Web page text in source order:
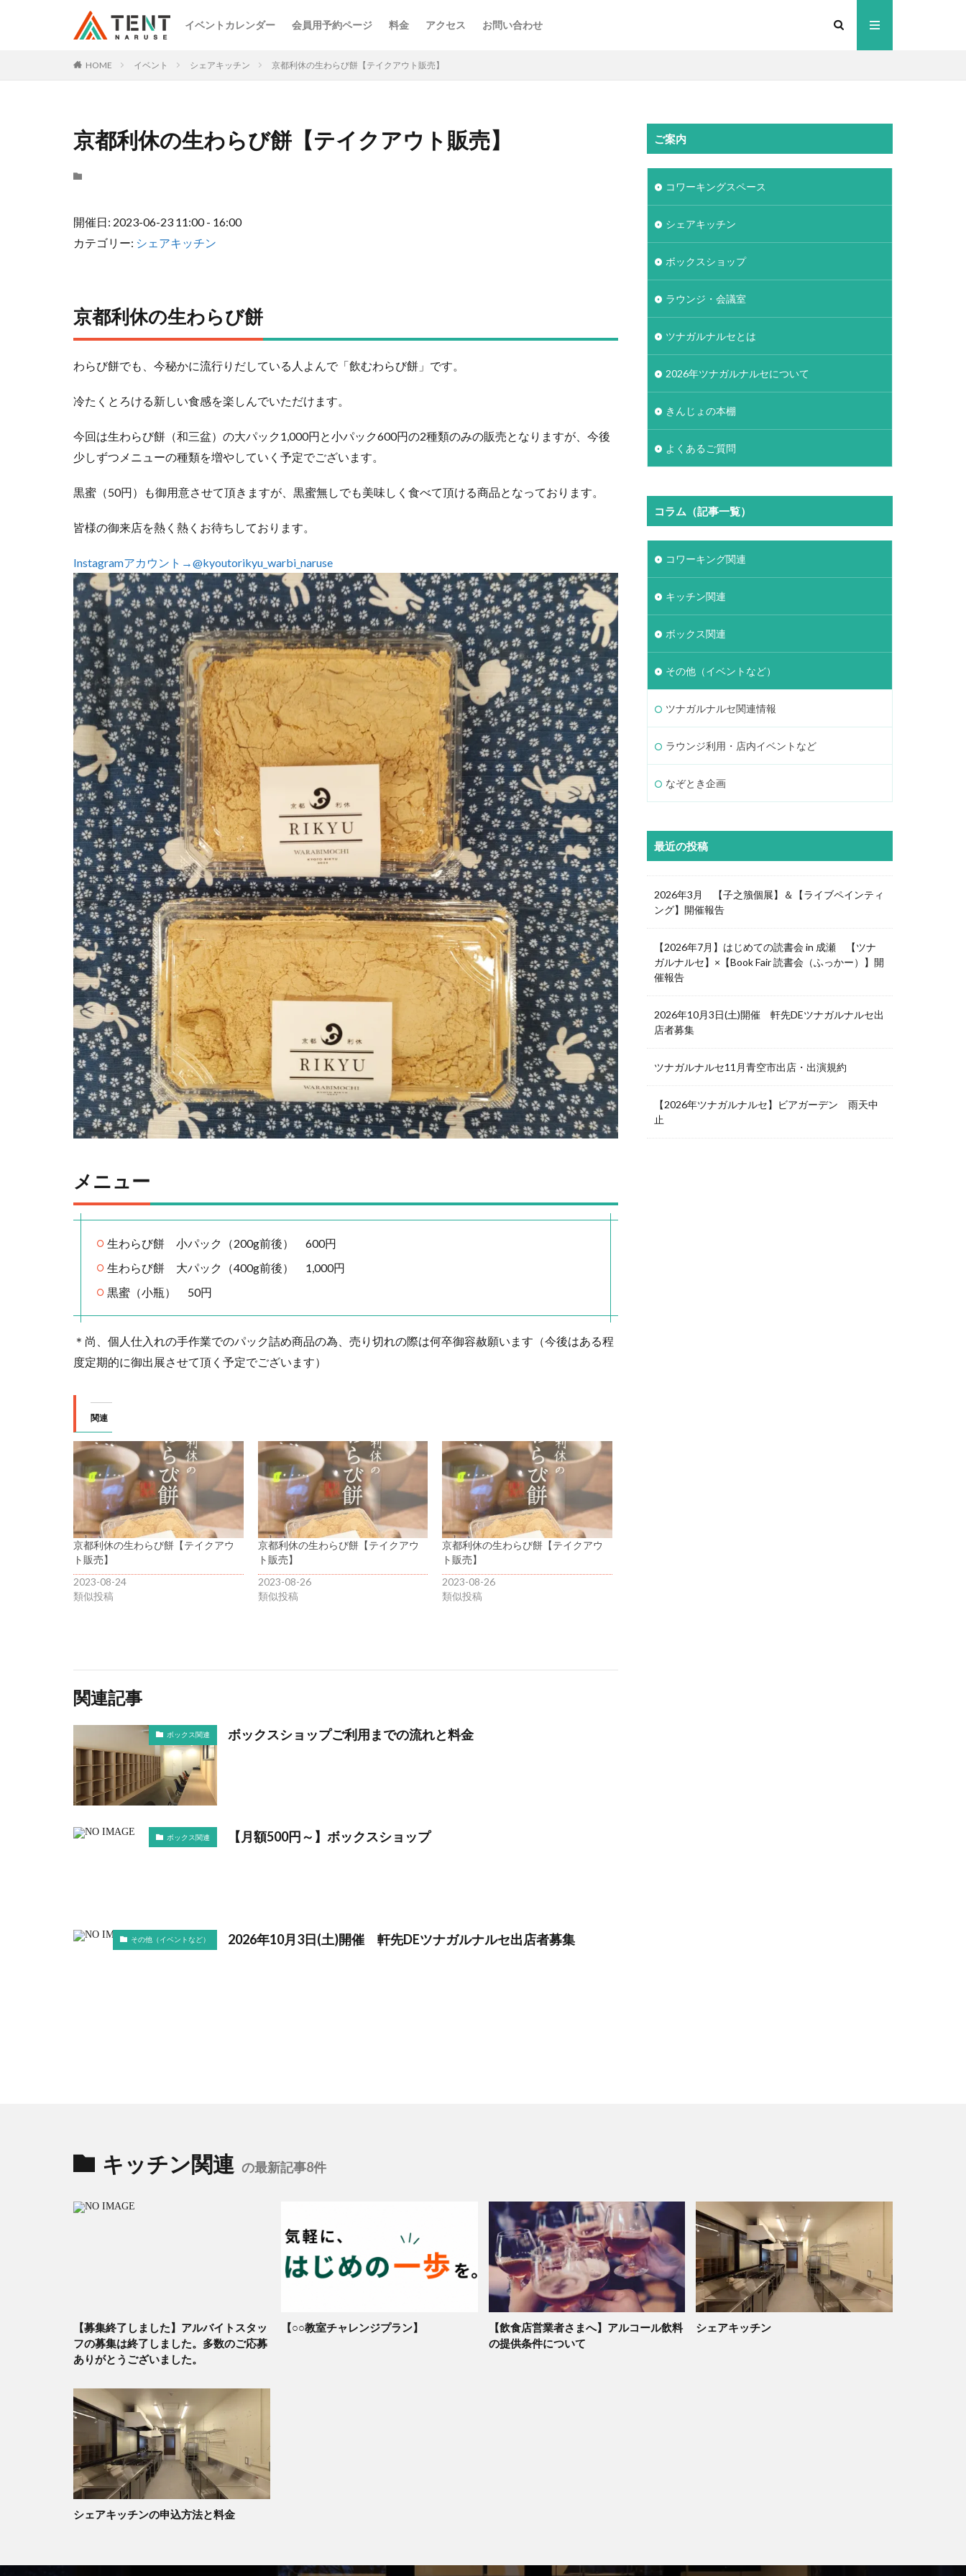
イベントカレンダー 会員用予約ページ 料金 アクセス お問い合わせ
HOME イベント シェアキッチン 京都利休の生わらび餅【テイクアウト販売】
京都利休の生わらび餅【テイクアウト販売】
開催日: 2023-06-23 11:00 - 16:00
カテゴリー: シェアキッチン
京都利休の生わらび餅
わらび餅でも、今秘かに流行りだしている人よんで「飲むわらび餅」です。
冷たくとろける新しい食感を楽しんでいただけます。
今回は生わらび餅（和三盆）の大パック1,000円と小パック600円の2種類のみの販売となりますが、今後
少しずつメニューの種類を増やしていく予定でございます。
黒蜜（50円）も御用意させて頂きますが、黒蜜無しでも美味しく食べて頂ける商品となっております。
皆様の御来店を熱く熱くお待ちしております。
Instagramアカウント→@kyoutorikyu_warbi_naruse
メニュー
生わらび餅 小パック（200g前後） 600円
生わらび餅 大パック（400g前後） 1,000円
黒蜜（小瓶） 50円
＊尚、個人仕入れの手作業でのパック詰め商品の為、売り切れの際は何卒御容赦願います（今後はある程
度定期的に御出展させて頂く予定でございます）
関連
京都利休の生わらび餅【テイクアウ
ト販売】
2023-08-24
類似投稿
京都利休の生わらび餅【テイクアウ
ト販売】
2023-08-26
類似投稿
京都利休の生わらび餅【テイクアウ
ト販売】
2023-08-26
類似投稿
関連記事
ボックス関連 ボックスショップご利用までの流れと料金
ボックス関連 【月額500円～】ボックスショップ
その他（イベントなど） 2026年10月3日(土)開催 軒先DEツナガルナルセ出店者募集
ご案内
コワーキングスペース
シェアキッチン
ボックスショップ
ラウンジ・会議室
ツナガルナルセとは
2026年ツナガルナルセについて
きんじょの本棚
よくあるご質問
コラム（記事一覧）
コワーキング関連
キッチン関連
ボックス関連
その他（イベントなど）
ツナガルナルセ関連情報
ラウンジ利用・店内イベントなど
なぞとき企画
最近の投稿
2026年3月 【子之籏個展】＆【ライブペインティ
ング】開催報告
【2026年7月】はじめての読書会 in 成瀬 【ツナ
ガルナルセ】×【Book Fair 読書会（ふっかー）】開
催報告
2026年10月3日(土)開催 軒先DEツナガルナルセ出
店者募集
ツナガルナルセ11月青空市出店・出演規約
【2026年ツナガルナルセ】ビアガーデン 雨天中
止
キッチン関連 の最新記事8件
【募集終了しました】アルバイトスタッ
フの募集は終了しました。多数のご応募
ありがとうございました。
【○○教室チャレンジプラン】
【飲食店営業者さまへ】アルコール飲料
の提供条件について
シェアキッチン
シェアキッチンの申込方法と料金